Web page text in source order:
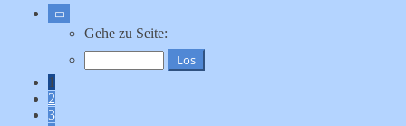
Seite
11
Gehe zu Seite:
1
2
3